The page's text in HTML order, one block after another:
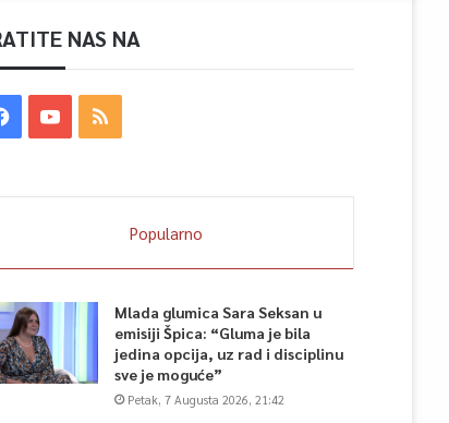
NAS NA
Popularno
Mlada glumica Sara Seksan u
emisiji Špica: “Gluma je bila
jedina opcija, uz rad i disciplinu
sve je moguće”
Petak, 7 Augusta 2026, 21:42